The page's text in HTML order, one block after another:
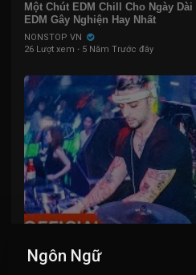
Một Chút EDM Chill Cho Ngày
EDM Gây Nghiện Hay Nhất
NONSTOP VN
26 Lượt xem · 5 Năm Trước đây
DJ NATALE IN DMD Studio |
Chất Phiêu SML - Nhạc Sàn Cực
Ngôn Ngữ